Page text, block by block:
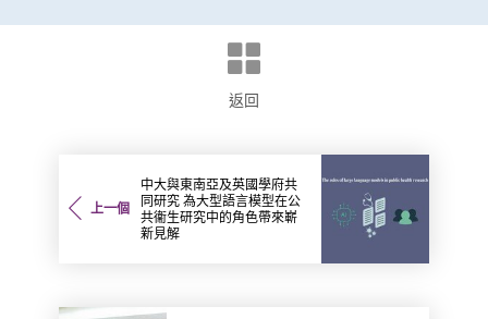
返回
上一個
中大與東南亞及英國學府共
同研究 為大型語言模型在公
共衞生研究中的角色帶來嶄
新見解